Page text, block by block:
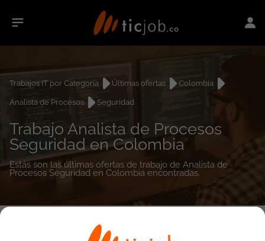
Trabajos IT por Categoría Últimas ofertas
Colombia
Analista de Procesos
Seguridad
Trabajo Analista de Procesos
Seguridad en Colombia
Estás son las últimas ofertas de trabajo de Analista de
Procesos Seguridad en Colombia encontradas.
empleos encontrados